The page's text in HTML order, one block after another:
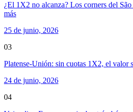
¿El 1X2 no alcanza? Los corners del São
más
25 de junio, 2026
03
Platense-Unión: sin cuotas 1X2, el valor
24 de junio, 2026
04